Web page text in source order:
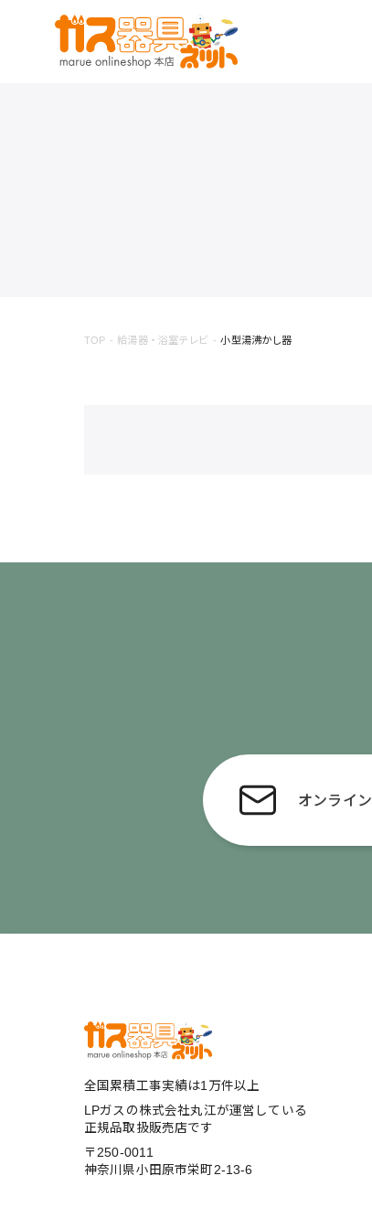
TOP 給湯器・浴室テレビ 小型湯沸かし器
オンライン
全国累積工事実績は1万件以上
LPガスの株式会社丸江が運営している
正規品取扱販売店です
〒250-0011
神奈川県小田原市栄町2-13-6